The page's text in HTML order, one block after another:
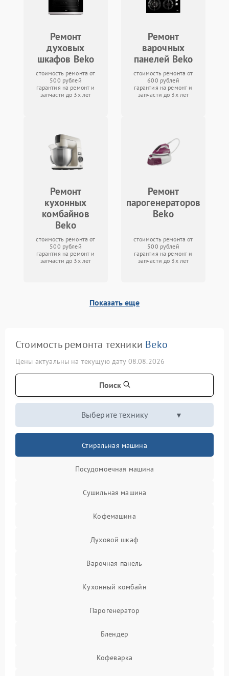
Ремонт
духовых
шкафов Beko
стоимость ремонта от
500 рублей
гарантия на ремонт и
запчасти до 3х лет
Ремонт
варочных
панелей Beko
стоимость ремонта от
600 рублей
гарантия на ремонт и
запчасти до 3х лет
Ремонт
кухонных
комбайнов
Beko
стоимость ремонта от
500 рублей
гарантия на ремонт и
запчасти до 3х лет
Ремонт
парогенераторов
Beko
стоимость ремонта от
500 рублей
гарантия на ремонт и
запчасти до 3х лет
Показать еще
Стоимость ремонта техники Beko
Цены актуальны на текущую дату 08.08.2026
Поиск
Выберите технику
Стиральная машина
Посудомоечная машина
Сушильная машина
Кофемашина
Духовой шкаф
Варочная панель
Кухонный комбайн
Парогенератор
Блендер
Кофеварка